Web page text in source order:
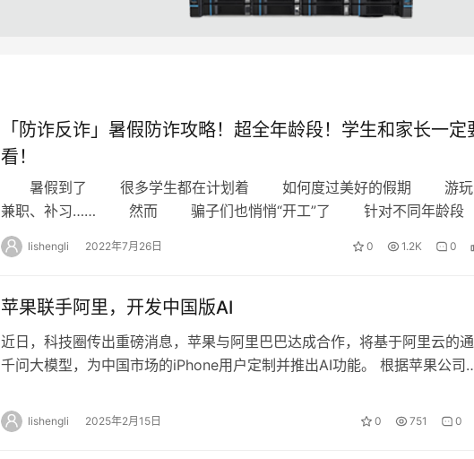
「防诈反诈」暑假防诈攻略！超全年龄段！学生和家长一定
看！
暑假到了 很多学生都在计划着 如何度过美好的假期 游玩
兼职、补习…… 然而 骗子们也悄悄“开工”了 针对不同年
学生的特点 可谓是“精准施…
lishengli 2022年7月26日 0 1.2K 0
苹果联手阿里，开发中国版AI
近日，科技圈传出重磅消息，苹果与阿里巴巴达成合作，将基于阿里云的
千问大模型，为中国市场的iPhone用户定制并推出AI功能。 根据苹果公司
lishengli 2025年2月15日 0 751 0